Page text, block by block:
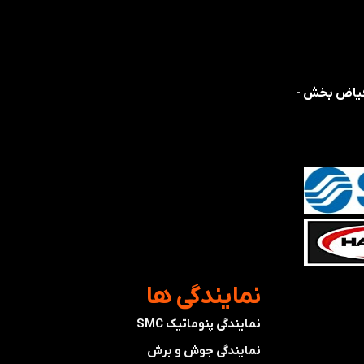
فیاض بخش -
​نمایندگی ها
نمایندگی پنوماتیک SMC
​​​​​​​نمایندگی جوش و برش